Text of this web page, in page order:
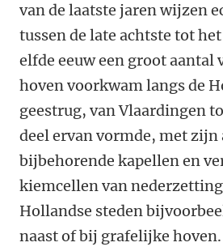
van de laatste jaren wijzen
tussen de late achtste tot
elfde eeuw een groot aantal
hoven voorkwam langs de
geestrug, van Vlaardingen
deel ervan vormde, met zijn
bijbehorende kapellen en
kiemcellen van
Hollandse steden
naast of bij grafelijke hoven.